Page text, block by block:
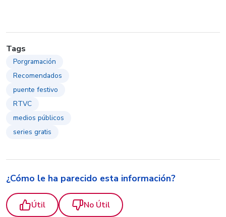
Tags
Porgramación
Recomendados
puente festivo
RTVC
medios públicos
series gratis
¿Cómo le ha parecido esta información?
Útil No Útil